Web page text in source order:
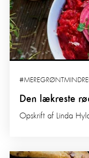
Den lækreste
Opskrift af Linda